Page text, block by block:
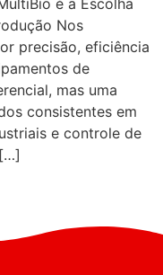
é a Escolha
Nos
precisão, eficiência
de
mas uma
consistentes em
e controle de